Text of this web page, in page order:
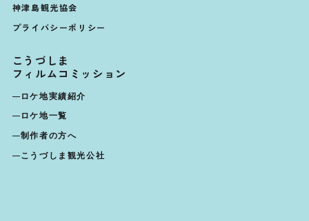
神津島観光協会
プライバシーポリシー
こうづしま
フィルムコミッション
ロケ地実績紹介
ロケ地一覧
制作者の方へ
こうづしま観光公社